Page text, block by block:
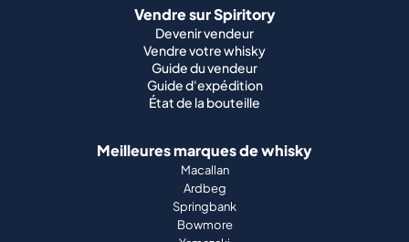
Vendre sur Spiritory
Devenir vendeur
Vendre votre whisky
Guide du vendeur
Guide d'expédition
État de la bouteille
Meilleures marques de whisky
Macallan
Ardbeg
Springbank
Bowmore